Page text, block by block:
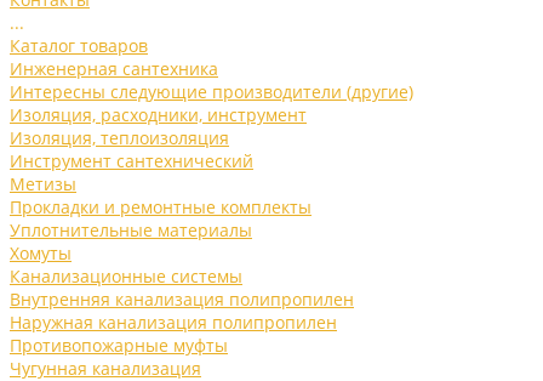
...
Каталог товаров
Инженерная сантехника
Интересны следующие производители (другие)
Изоляция, расходники, инструмент
Изоляция, теплоизоляция
Инструмент сантехнический
Метизы
Прокладки и ремонтные комплекты
Уплотнительные материалы
Хомуты
Канализационные системы
Внутренняя канализация полипропилен
Наружная канализация полипропилен
Противопожарные муфты
Чугунная канализация